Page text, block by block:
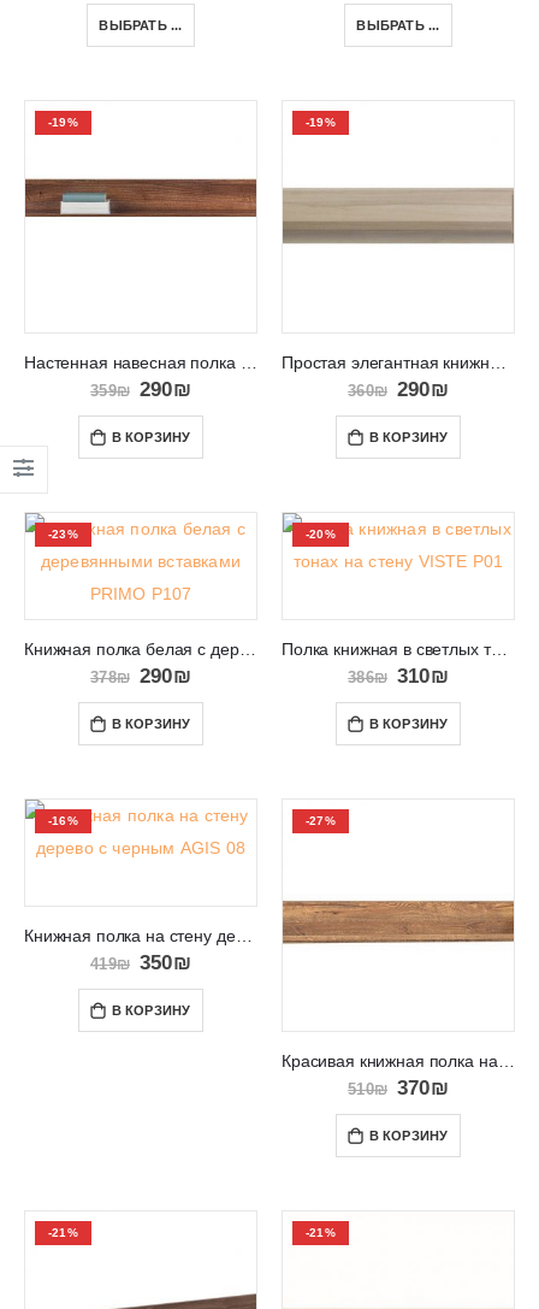
ВЫБРАТЬ ... ВЫБРАТЬ ...
-19%
359₪ 290₪
В КОРЗИНУ
-19%
360₪ 290₪
В КОРЗИНУ
-23%
Книжная полка белая с деревянными вставками PRIMO P107
378₪ 290₪
В КОРЗИНУ
-20%
Полка книжная в светлых тонах на стену VISTE P01
386₪ 310₪
В КОРЗИНУ
-16%
Книжная полка на стену дерево с черным AGIS 08
419₪ 350₪
В КОРЗИНУ
-27%
510₪ 370₪
В КОРЗИНУ
-21% -21%